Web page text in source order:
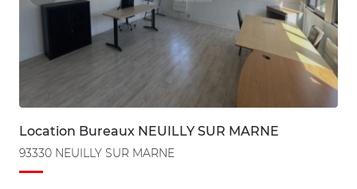
Location Bureaux NEUILLY SUR MARNE
93330 NEUILLY SUR MARNE